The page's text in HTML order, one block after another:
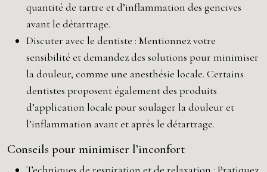
quantité de tartre et d’inflammation des gencives
avant le détartrage.
Discuter avec le dentiste : Mentionnez votre
sensibilité et demandez des solutions pour minimiser
la douleur, comme une anesthésie locale. Certains
dentistes proposent également des produits
d’application locale pour soulager la douleur et
l’inflammation avant et après le détartrage.
Conseils pour minimiser l’inconfort